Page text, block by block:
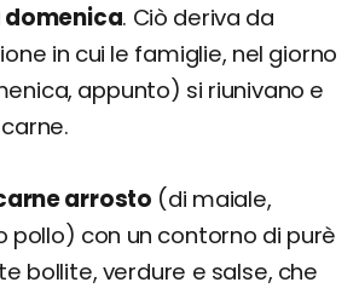
. Ciò deriva da
in cui le famiglie, nel giorno
appunto) si riunivano e
arrosto (di maiale,
pollo) con un contorno di purè
bollite, verdure e salse, che